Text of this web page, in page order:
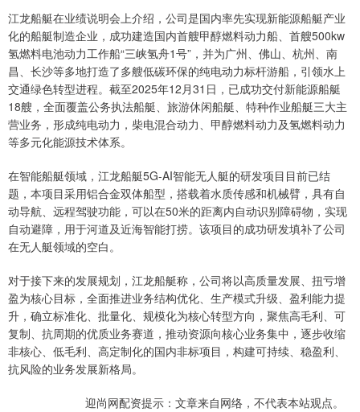
江龙船艇在业绩说明会上介绍，公司是国内率先实现新能源船艇产业
化的船艇制造企业，成功建造国内首艘甲醇燃料动力船、首艘500kw
氢燃料电池动力工作船“三峡氢舟1号”，并为广州、佛山、杭州、南
昌、长沙等多地打造了多艘低碳环保的纯电动力标杆游船，引领水上
交通绿色转型进程。截至2025年12月31日，已成功交付新能源船艇
18艘，全面覆盖公务执法船艇、旅游休闲船艇、特种作业船艇三大主
营业务，形成纯电动力，柴电混合动力、甲醇燃料动力及氢燃料动力
等多元化能源技术体系。
在智能船艇领域，江龙船艇5G-AI智能无人艇的研发项目目前已结
题，本项目采用铝合金双体船型，搭载着水质传感和机械臂，具有自
动导航、远程驾驶功能，可以在50米的距离内自动识别障碍物，实现
自动避障，用于河道及近海智能打捞。该项目的成功研发填补了公司
在无人艇领域的空白。
对于接下来的发展规划，江龙船艇称，公司将以高质量发展、扭亏增
盈为核心目标，全面推进业务结构优化、生产模式升级、盈利能力提
升，确立标准化、批量化、规模化为核心转型方向，聚焦高毛利、可
复制、抗周期的优质业务赛道，推动资源向核心业务集中，逐步收缩
非核心、低毛利、高定制化的国内非标项目，构建可持续、稳盈利、
抗风险的业务发展新格局。
迎尚网配资提示：文章来自网络，不代表本站观点。